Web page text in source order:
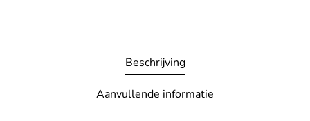
Beschrijving
Aanvullende informatie